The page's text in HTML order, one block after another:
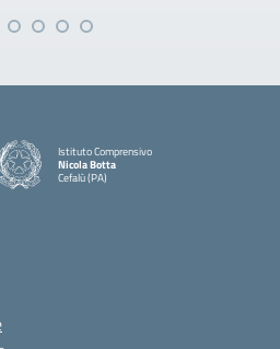
Istituto Comprensivo
Nicola Botta
Cefalù (PA)